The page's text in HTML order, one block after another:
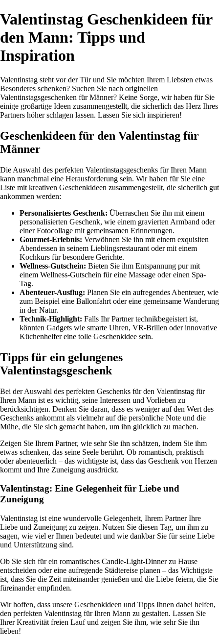
Valentinstag Geschenkideen für
den Mann: Tipps und
Inspiration
Valentinstag steht vor der Tür und Sie möchten Ihrem Liebsten etwas
Besonderes schenken? Suchen Sie nach originellen
Valentinstagsgeschenken für Männer? Keine Sorge, wir haben für Sie
einige großartige Ideen zusammengestellt, die sicherlich das Herz Ihres
Partners höher schlagen lassen. Lassen Sie sich inspirieren!
Geschenkideen für den Valentinstag für
Männer
Die Auswahl des perfekten Valentinstagsgeschenks für Ihren Mann
kann manchmal eine Herausforderung sein. Wir haben für Sie eine
Liste mit kreativen Geschenkideen zusammengestellt, die sicherlich gut
ankommen werden:
Personalisiertes Geschenk: Überraschen Sie ihn mit einem
personalisierten Geschenk, wie einem gravierten Armband oder
einer Fotocollage mit gemeinsamen Erinnerungen.
Gourmet-Erlebnis: Verwöhnen Sie ihn mit einem exquisiten
Abendessen in seinem Lieblingsrestaurant oder mit einem
Kochkurs für besondere Gerichte.
Wellness-Gutschein: Bieten Sie ihm Entspannung pur mit
einem Wellness-Gutschein für eine Massage oder einen Spa-
Tag.
Abenteuer-Ausflug: Planen Sie ein aufregendes Abenteuer, wie
zum Beispiel eine Ballonfahrt oder eine gemeinsame Wanderung
in der Natur.
Technik-Highlight: Falls Ihr Partner technikbegeistert ist,
könnten Gadgets wie smarte Uhren, VR-Brillen oder innovative
Küchenhelfer eine tolle Geschenkidee sein.
Tipps für ein gelungenes
Valentinstagsgeschenk
Bei der Auswahl des perfekten Geschenks für den Valentinstag für
Ihren Mann ist es wichtig, seine Interessen und Vorlieben zu
berücksichtigen. Denken Sie daran, dass es weniger auf den Wert des
Geschenks ankommt als vielmehr auf die persönliche Note und die
Mühe, die Sie sich gemacht haben, um ihn glücklich zu machen.
Zeigen Sie Ihrem Partner, wie sehr Sie ihn schätzen, indem Sie ihm
etwas schenken, das seine Seele berührt. Ob romantisch, praktisch
oder abenteuerlich – das wichtigste ist, dass das Geschenk von Herzen
kommt und Ihre Zuneigung ausdrückt.
Valentinstag: Eine Gelegenheit für Liebe und
Zuneigung
Valentinstag ist eine wundervolle Gelegenheit, Ihrem Partner Ihre
Liebe und Zuneigung zu zeigen. Nutzen Sie diesen Tag, um ihm zu
sagen, wie viel er Ihnen bedeutet und wie dankbar Sie für seine Liebe
und Unterstützung sind.
Ob Sie sich für ein romantisches Candle-Light-Dinner zu Hause
entscheiden oder eine aufregende Städtereise planen – das Wichtigste
ist, dass Sie die Zeit miteinander genießen und die Liebe feiern, die Sie
füreinander empfinden.
Wir hoffen, dass unsere Geschenkideen und Tipps Ihnen dabei helfen,
den perfekten Valentinstag für Ihren Mann zu gestalten. Lassen Sie
Ihrer Kreativität freien Lauf und zeigen Sie ihm, wie sehr Sie ihn
lieben!